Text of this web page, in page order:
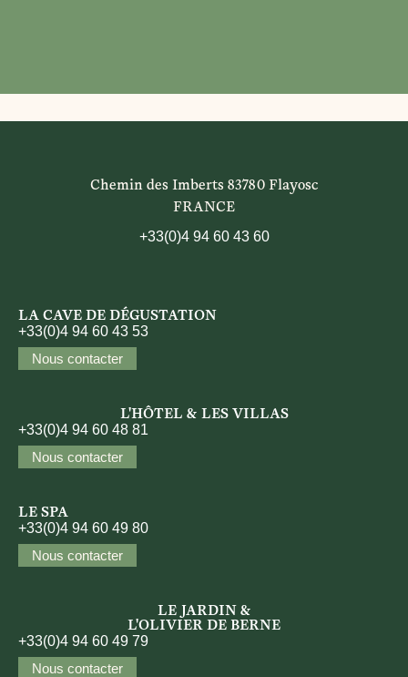
Chemin des Imberts 83780 Flayosc
FRANCE
+33(0)4 94 60 43 60
LA CAVE DE DÉGUSTATION
+33(0)4 94 60 43 53
Nous contacter
L'HÔTEL & LES VILLAS
+33(0)4 94 60 48 81
Nous contacter
LE SPA
+33(0)4 94 60 49 80
Nous contacter
LE JARDIN &
L'OLIVIER DE BERNE
+33(0)4 94 60 49 79
Nous contacter